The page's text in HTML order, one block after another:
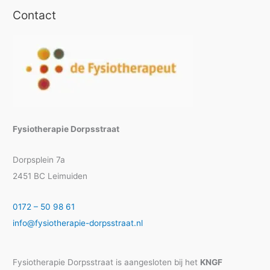
Contact
Fysiotherapie Dorpsstraat
Dorpsplein 7a
2451 BC Leimuiden
0172 – 50 98 61
info@fysiotherapie-dorpsstraat.nl
Fysiotherapie Dorpsstraat is aangesloten bij het KNGF